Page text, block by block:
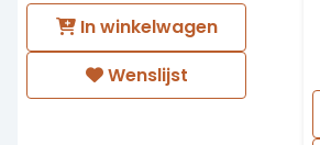
In winkelwagen
Wenslijst